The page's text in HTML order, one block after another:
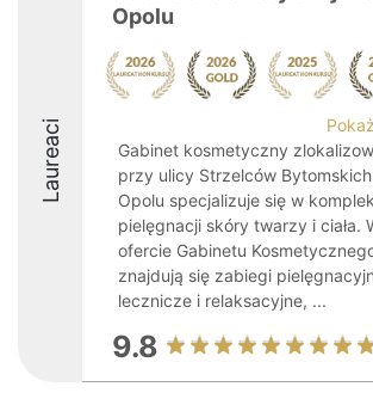
Laureaci
Opolu
Gabinet kosmetyczny
przy ulicy Strzelców
Opolu specjalizuje się w
pielęgnacji skóry twarzy i ciała.
ofercie Gabinetu
znajdują się zabiegi
lecznicze i relaksacyjne, ...
9.8